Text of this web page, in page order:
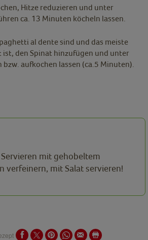
Hitze reduzieren und unter
ca. 13 Minuten köcheln lassen.
al dente sind und das meiste
ist, den Spinat hinzufügen und unter
aufkochen lassen (ca.5 Minuten).
mit gehobeltem
verfeinern, mit Salat servieren!